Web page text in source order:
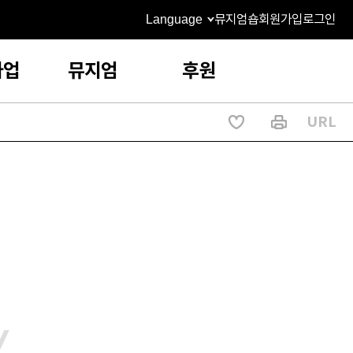
Language 뮤지엄숍회원가입로그인
뮤지엄 후원
URL